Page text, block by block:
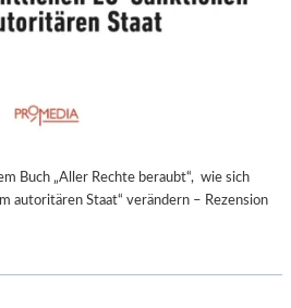
Buch „Aller Rechte beraubt“, wie sich
autoritären Staat“ verändern – Rezension